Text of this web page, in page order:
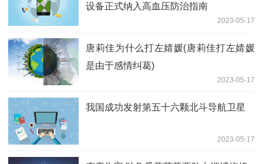
设备正式纳入高血压防治指南
2023-05-17
唐莉佳为什么打左婧媛(唐莉佳打左婧媛
是由于感情纠葛)
2023-05-17
我国成功发射第五十六颗北斗导航卫星
2023-05-17